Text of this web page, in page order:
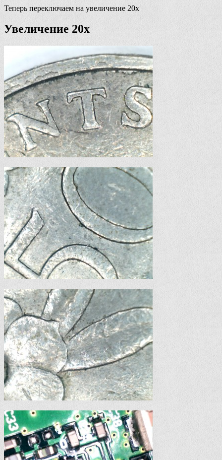
Теперь переключаем на увеличение 20х
Увеличение 20х